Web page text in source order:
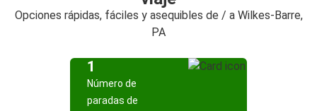
Opciones rápidas, fáciles y asequibles de / a Wilkes-Barre,
PA
1
Número de
paradas de